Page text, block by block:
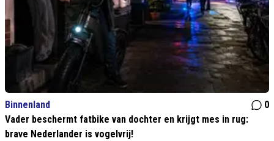
Binnenland
0
Vader beschermt fatbike van dochter en krijgt mes in rug:
brave Nederlander is vogelvrij!